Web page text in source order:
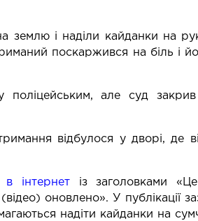
землю і наділи кайданки на
поскаржився на біль і
поліцейським, але суд
відбулося у дворі, де
в інтернетіз заголовками
оновлено». У публікації
надіти кайданки на